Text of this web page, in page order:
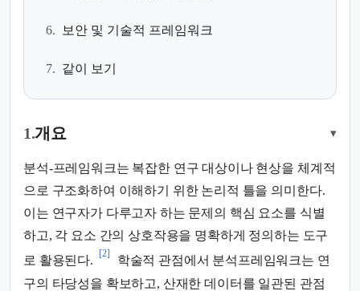
6. 보안 및 기술적 프레임워크
7. 같이 보기
1.개요 ▾
분석-프레임워크는 복잡한 연구 대상이나 현상을 체계적
으로 구조화하여 이해하기 위한 논리적 틀을 의미한다.
이는 연구자가 다루고자 하는 문제의 핵심 요소를 식별
하고, 각 요소 간의 상호작용을 명확하게 정의하는 도구
로 활용된다.
[2]
학술적 관점에서 분석프레임워크는 연
구의 타당성을 확보하고, 산재한 데이터를 일관된 관점